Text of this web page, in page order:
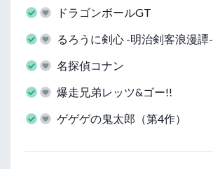
ドラゴンボールGT
るろうに剣心 -明治剣客浪漫譚-
名探偵コナン
爆走兄弟レッツ&ゴー!!
ゲゲゲの鬼太郎（第4作）